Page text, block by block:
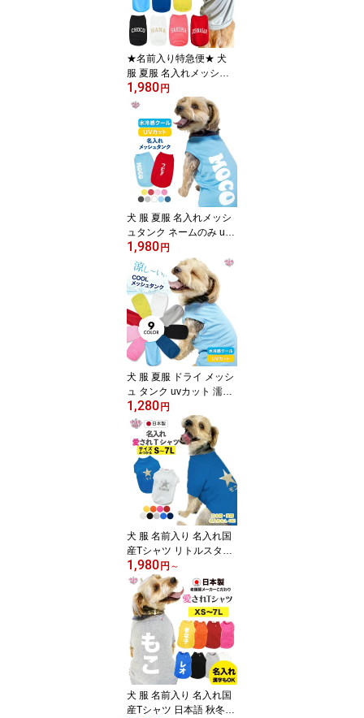
★名前入り特急便★ 犬
服 夏服 名入れメッシュ
タンク ネームロゴ かわ
いい印象でおしゃれに着
せやすい服 男の子や女の
子が楽しめる犬の服 小型
犬や中型犬に合わせたサ
イズのペット服 春夏を彩
るおもしろデザインの服
セールの注目服 オーダー
メイドのクール服。
1,980円
犬 服 夏服 名入れメッシ
ュタンク ネームのみ uv
カット 濡らしてひんやり
男の子や女の子に人気の
犬の服 小型犬や中型犬の
ために作られたペット服
かわいい印象でおしゃれ
に着せやすい服 春夏にぴ
ったりのおもしろいスタ
イル セールの注目服 名
前入りのクール服。
1,980円
犬 服 夏服 ドライ メッシ
ュ タンク uvカット 濡ら
してひんやり 春夏を彩る
おもしろデザインの服 か
わいい印象でおしゃれに
着せやすい服 小型犬や中
型犬に合わせたサイズの
ペット服 男の子や女の子
が楽しめる犬の服 セール
の注目服 袖なしタイプな
ので熱中症対策にも
1,280円
犬 服 名前入り 名入れ国
産Tシャツ リトルスター
男の子や女の子に似合う
犬の服 小型犬や中型犬、
大型犬のために作られた
ペット服 おしゃれさとか
わいい雰囲気が着せやす
い服 春夏と秋冬を彩るお
もしろスタイル セールの
注目服 オーダーメイドで
オリジナル服に。
1,980円 ～
犬 服 名前入り 名入れ国
産Tシャツ 日本語 秋冬に